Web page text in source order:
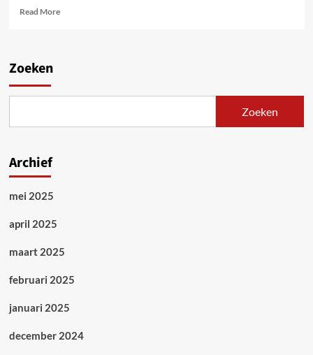
Read MoreRead
de
Zoeken
Zoeken
Archief
mei 2025
april 2025
maart 2025
februari 2025
januari 2025
december 2024